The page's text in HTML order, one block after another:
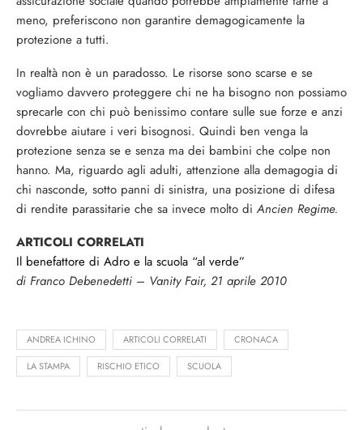
meno, preferiscono non garantire demagogicamente la
protezione a tutti.
In realtà non è un paradosso. Le risorse sono scarse e se
vogliamo davvero proteggere chi ne ha bisogno non possiamo
sprecarle con chi può benissimo contare sulle sue forze e anzi
dovrebbe aiutare i veri bisognosi. Quindi ben venga la
protezione senza se e senza ma dei bambini che colpe non
hanno. Ma, riguardo agli adulti, attenzione alla demagogia di
chi nasconde, sotto panni di sinistra, una posizione di difesa
di rendite parassitarie che sa invece molto diAncien Regime.
ARTICOLI CORRELATI
Il benefattore di Adro e la scuola “al verde”
di Franco Debenedetti – Vanity Fair, 21 aprile 2010
ANDREA ICHINO ARTICOLI CORRELATI CRONACA
LA STAMPA RISCHIO ETICO SCUOLA